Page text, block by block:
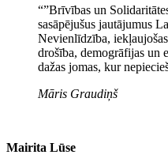
“”Brīvības un
sasāpējušus jautājumus
Nevienlīdzība,
drošība, demogrāfijas un
dažas jomas, kur
Māris Graudiņš
Mairita Lūse